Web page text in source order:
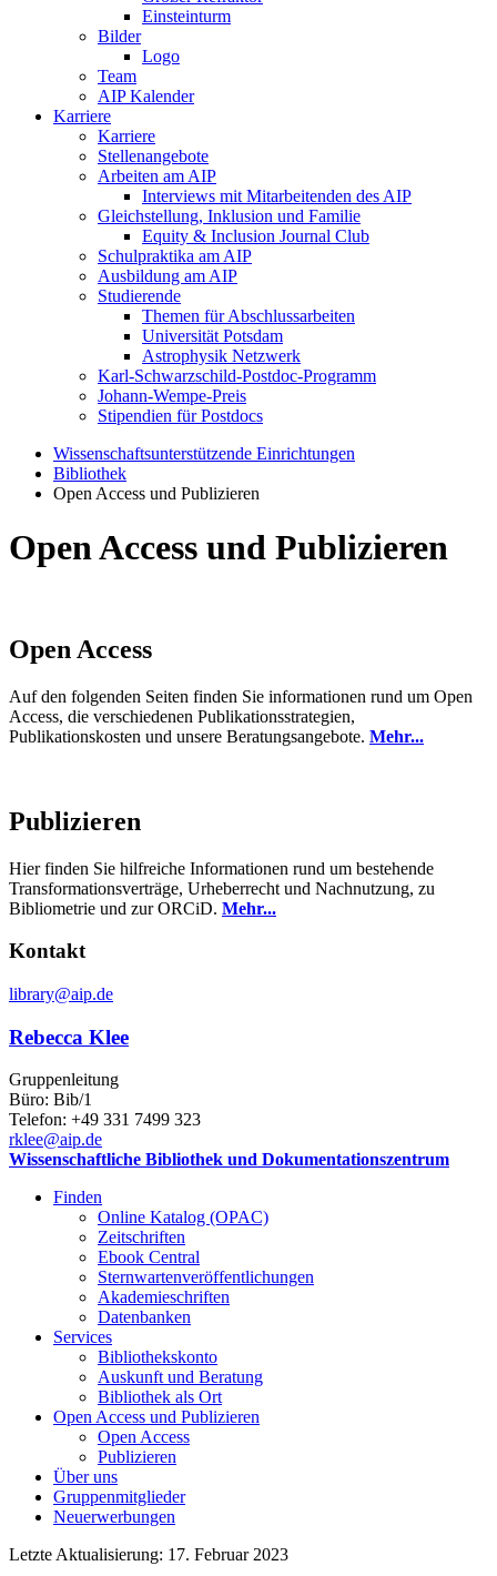
Einsteinturm
Bilder
Logo
Team
AIP Kalender
Karriere
Karriere
Stellenangebote
Arbeiten am AIP
Interviews mit Mitarbeitenden des AIP
Gleichstellung, Inklusion und Familie
Equity & Inclusion Journal Club
Schulpraktika am AIP
Ausbildung am AIP
Studierende
Themen für Abschlussarbeiten
Universität Potsdam
Astrophysik Netzwerk
Karl-Schwarzschild-Postdoc-Programm
Johann-Wempe-Preis
Stipendien für Postdocs
Wissenschaftsunterstützende Einrichtungen
Bibliothek
Open Access und Publizieren
Open Access und Publizieren
Open Access
Auf den folgenden Seiten finden Sie informationen rund um Open
Access, die verschiedenen Publikationsstrategien,
Publikationskosten und unsere Beratungsangebote. Mehr...
Publizieren
Hier finden Sie hilfreiche Informationen rund um bestehende
Transformationsverträge, Urheberrecht und Nachnutzung, zu
Bibliometrie und zur ORCiD. Mehr...
Kontakt
library@aip.de
Rebecca Klee
Gruppenleitung
Büro: Bib/1
Telefon: +49 331 7499 323
rklee@aip.de
Wissenschaftliche Bibliothek und Dokumentationszentrum
Finden
Online Katalog (OPAC)
Zeitschriften
Ebook Central
Sternwartenveröffentlichungen
Akademieschriften
Datenbanken
Services
Bibliothekskonto
Auskunft und Beratung
Bibliothek als Ort
Open Access und Publizieren
Open Access
Publizieren
Über uns
Gruppenmitglieder
Neuerwerbungen
Letzte Aktualisierung: 17. Februar 2023